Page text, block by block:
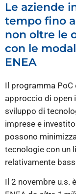
Le aziende
tempo fino
non oltre le
con le
ENEA
Il programma PoC
approccio di open
sviluppo di
imprese e
possono
tecnologie con un
relativamente
Il 2 novembre u.s.